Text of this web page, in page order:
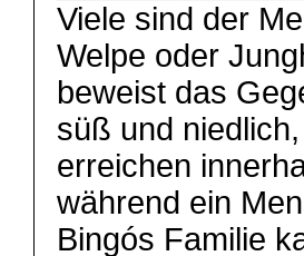
Viele sind der
Welpe oder
beweist das
süß und
erreichen
während ein
Bingós Familie